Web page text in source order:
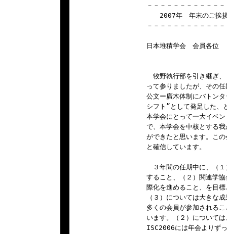
－－－－－－－－－－－
2007年　年末のご挨
－－－－－－－－－－－
日本堆積学会　会員各位
牧野執行部を引き継ぎ、
って参りましたが、その
公文ー廣木体制にバトン
シフト”として発足した、
本学会にとって一大イベ
で、本学会を中核とする
ができたと思います。こ
と確信しています。
３年間の任期中に、（１
すること、（２）関連学
際化を進めること、を目
（３）については大きな
多くの会員が参加される
います。（２）について
ISC2006には年会よりず